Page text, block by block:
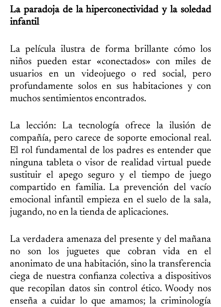
La paradoja de la hiperconectividad y la soledad
infantil
La película ilustra de forma brillante cómo los
niños pueden estar «conectados» con miles de
usuarios en un videojuego o red social, pero
profundamente solos en sus habitaciones y con
muchos sentimientos encontrados.
La lección: La tecnología ofrece la ilusión de
compañía, pero carece de soporte emocional real.
El rol fundamental de los padres es entender que
ninguna tableta o visor de realidad virtual puede
sustituir el apego seguro y el tiempo de juego
compartido en familia. La prevención del vacío
emocional infantil empieza en el suelo de la sala,
jugando, no en la tienda de aplicaciones.
La verdadera amenaza del presente y del mañana
no son los juguetes que cobran vida en el
anonimato de una habitación, sino la transferencia
ciega de nuestra confianza colectiva a dispositivos
que recopilan datos sin control ético. Woody nos
enseña a cuidar lo que amamos; la criminología